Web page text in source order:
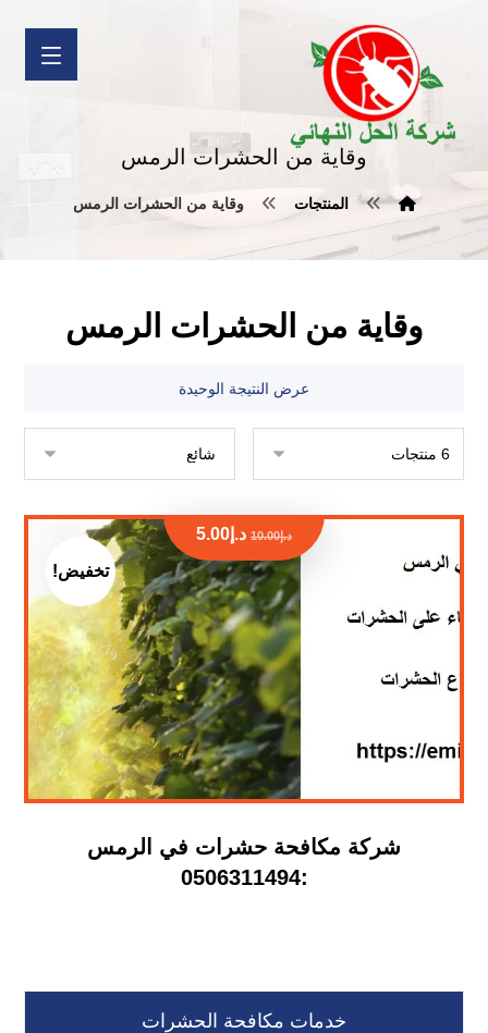
وقاية من الحشرات الرمس
المنتجات وقاية من الحشرات الرمس
وقاية من الحشرات الرمس
عرض النتيجة الوحيدة
شركة مكافحة حشرات في الرمس
:0506311494
د.إ10.00 د.إ 5.00
تخفيض!
خدمات مكافحة الحشرات